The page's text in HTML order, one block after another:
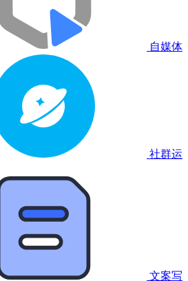
自媒体
社群运
文案写